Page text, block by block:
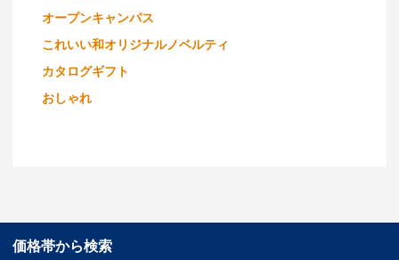
オープンキャンパス
これいい和オリジナルノベルティ
カタログギフト
おしゃれ
価格帯から検索